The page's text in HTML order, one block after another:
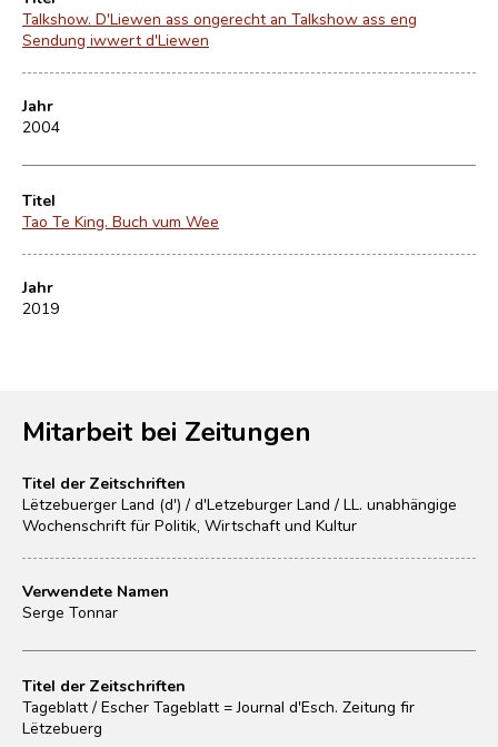
Talkshow. D'Liewen ass ongerecht an Talkshow ass eng
Sendung iwwert d'Liewen
Jahr
2004
Titel
Tao Te King. Buch vum Wee
Jahr
2019
Mitarbeit bei Zeitungen
Titel der Zeitschriften
Lëtzebuerger Land (d') / d'Letzeburger Land / LL. unabhängige
Wochenschrift für Politik, Wirtschaft und Kultur
Verwendete Namen
Serge Tonnar
Titel der Zeitschriften
Tageblatt / Escher Tageblatt = Journal d'Esch. Zeitung fir
Lëtzebuerg